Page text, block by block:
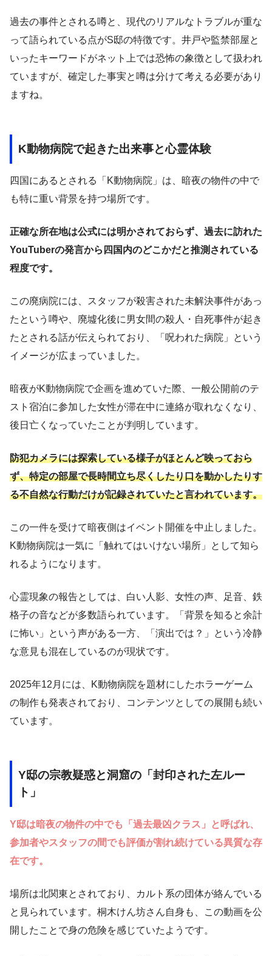
過去の事件とされる噂と、現代のリアルなトラブルが重な
って語られている点がS邸の特徴です。井戸や監禁部屋と
いったキーワードがネット上では恐怖の象徴として扱われ
ていますが、確定した事実と噂は分けて考える必要があり
ますね。
K動物病院で起きた出来事と心霊体験
四国にあるとされる「K動物病院」は、暗夜の物件の中で
も特に重い背景を持つ場所です。
正確な所在地は公式には明かされておらず、過去に訪れた
YouTuberの発言から四国内のどこかだと推測されている
程度です。
この廃病院には、スタッフが殺害された未解決事件があっ
たという噂や、廃墟化後に男女間の殺人・自死事件が起き
たとされる話が伝えられており、「呪われた病院」という
イメージが広まっていました。
暗夜がK動物病院で企画を進めていた際、一般公開前のテ
スト宿泊に参加した女性が滞在中に連絡が取れなくなり、
後日亡くなっていたことが判明しています。
防犯カメラには探索している様子がほとんど映っておら
ず、特定の部屋で長時間立ち尽くしたり口を動かしたりす
る不自然な行動だけが記録されていたと言われています。
この一件を受けて暗夜側はイベント開催を中止しました。
K動物病院は一気に「触れてはいけない場所」として知ら
れるようになります。
心霊現象の報告としては、白い人影、女性の声、足音、鉄
格子の音などが多数語られています。「背景を知ると余計
に怖い」という声がある一方、「演出では？」という冷静
な意見も混在しているのが現状です。
2025年12月には、K動物病院を題材にしたホラーゲーム
の制作も発表されており、コンテンツとしての展開も続い
ています。
Y邸の宗教疑惑と洞窟の「封印された左ルー
ト」
Y邸は暗夜の物件の中でも「過去最凶クラス」と呼ばれ、
参加者やスタッフの間でも評価が割れ続けている異質な存
在です。
場所は北関東とされており、カルト系の団体が絡んでいる
と見られています。桐木けん坊さん自身も、この動画を公
開したことで身の危険を感じていたようです。